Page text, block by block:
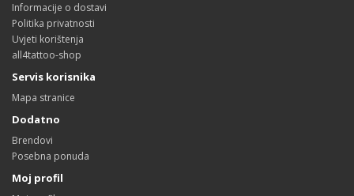
Informacije o dostavi
Politika privatnosti
Uvjeti korištenja
all4tattoo-shop
Servis korisnika
Mapa stranice
Dodatno
Brendovi
Posebna ponuda
Moj profil